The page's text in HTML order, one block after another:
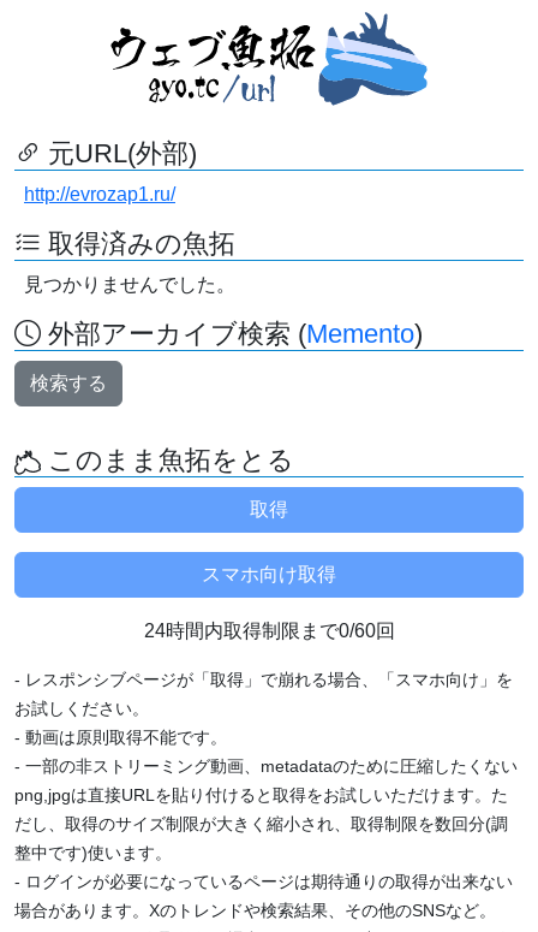
元URL(外部)
http://evrozap1.ru/
取得済みの魚拓
見つかりませんでした。
外部アーカイブ検索 (Memento)
検索する
このまま魚拓をとる
24時間内取得制限まで0/60回
- レスポンシブページが「取得」で崩れる場合、「スマホ向け」を
お試しください。
- 動画は原則取得不能です。
- 一部の非ストリーミング動画、metadataのために圧縮したくない
png,jpgは直接URLを貼り付けると取得をお試しいただけます。た
だし、取得のサイズ制限が大きく縮小され、取得制限を数回分(調
整中です)使います。
- ログインが必要になっているページは期待通りの取得が出来ない
場合があります。Xのトレンドや検索結果、その他のSNSなど。